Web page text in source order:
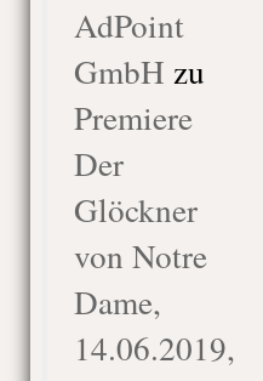
AdPoint
GmbH zu
Premiere
Der
Glöckner
von Notre
Dame,
14.06.2019,